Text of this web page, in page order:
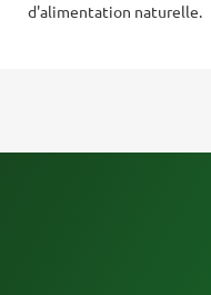
d'alimentation naturelle.